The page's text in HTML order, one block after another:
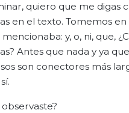
quiero que me digas
en el texto. Tomemos
y, o, ni, que,
Antes que nada y ya
son conectores más
observaste?